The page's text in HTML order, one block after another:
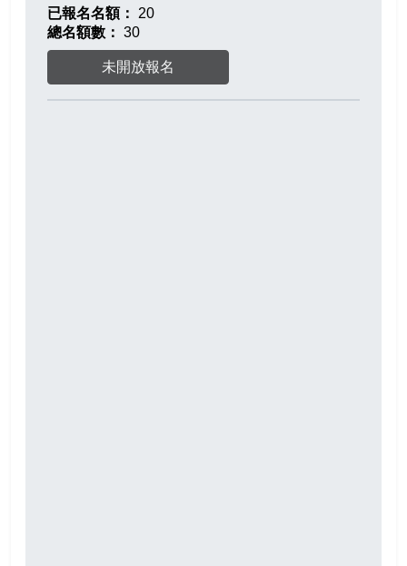
已報名名額：
20
總名額數： 30
未開放報名